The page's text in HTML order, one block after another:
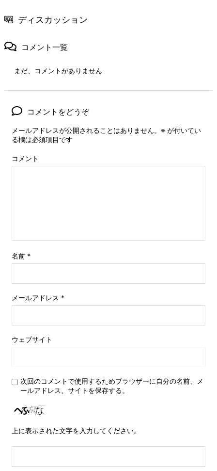
ディスカッション
コメント一覧
まだ、コメントがありません
コメントをどうぞ
メールアドレスが公開されることはありません。 ※ が付いてい
る欄は必須項目です
コメント
名前 *
メールアドレス *
ウェブサイト
次回のコメントで使用するためブラウザーに自分の名前、メ
ールアドレス、サイトを保存する。
上に表示された文字を入力してください。